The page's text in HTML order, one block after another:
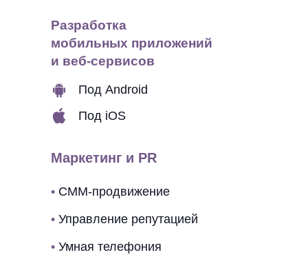
• СММ-продвижение
• Управление репутацией
• Умная телефония
Маркетинг и PR
Разработка
мобильных приложений
и веб-сервисов
Под Android
Под iOS